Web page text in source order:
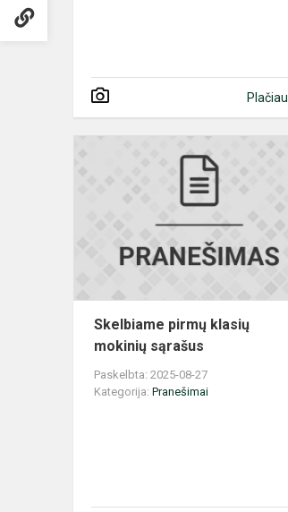
Plačiau
Skelbiame pirmų klasių
mokinių sąrašus
Paskelbta: 2025-08-27
Kategorija: Pranešimai